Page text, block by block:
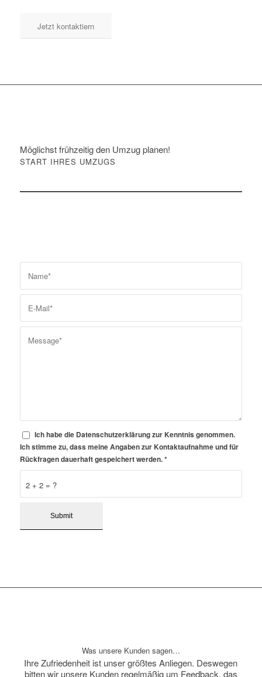
Jetzt kontaktiern
Möglichst frühzeitig den Umzug planen!
START IHRES UMZUGS
Ich habe die Datenschutzerklärung zur Kenntnis genommen.
Ich stimme zu, dass meine Angaben zur Kontaktaufnahme und für
Rückfragen dauerhaft gespeichert werden.*
2 + 2 = ?
Was unsere Kunden sagen…
Ihre Zufriedenheit ist unser größtes Anliegen. Deswegen
bitten wir unsere Kunden regelmäßig um Feedback, das